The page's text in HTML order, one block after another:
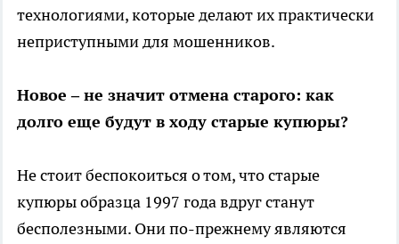
технологиями, которые делают их практически
неприступными для мошенников.
Новое – не значит отмена старого: как
долго еще будут в ходу старые купюры?
Не стоит беспокоиться о том, что старые
купюры образца 1997 года вдруг станут
бесполезными. Они по-прежнему являются